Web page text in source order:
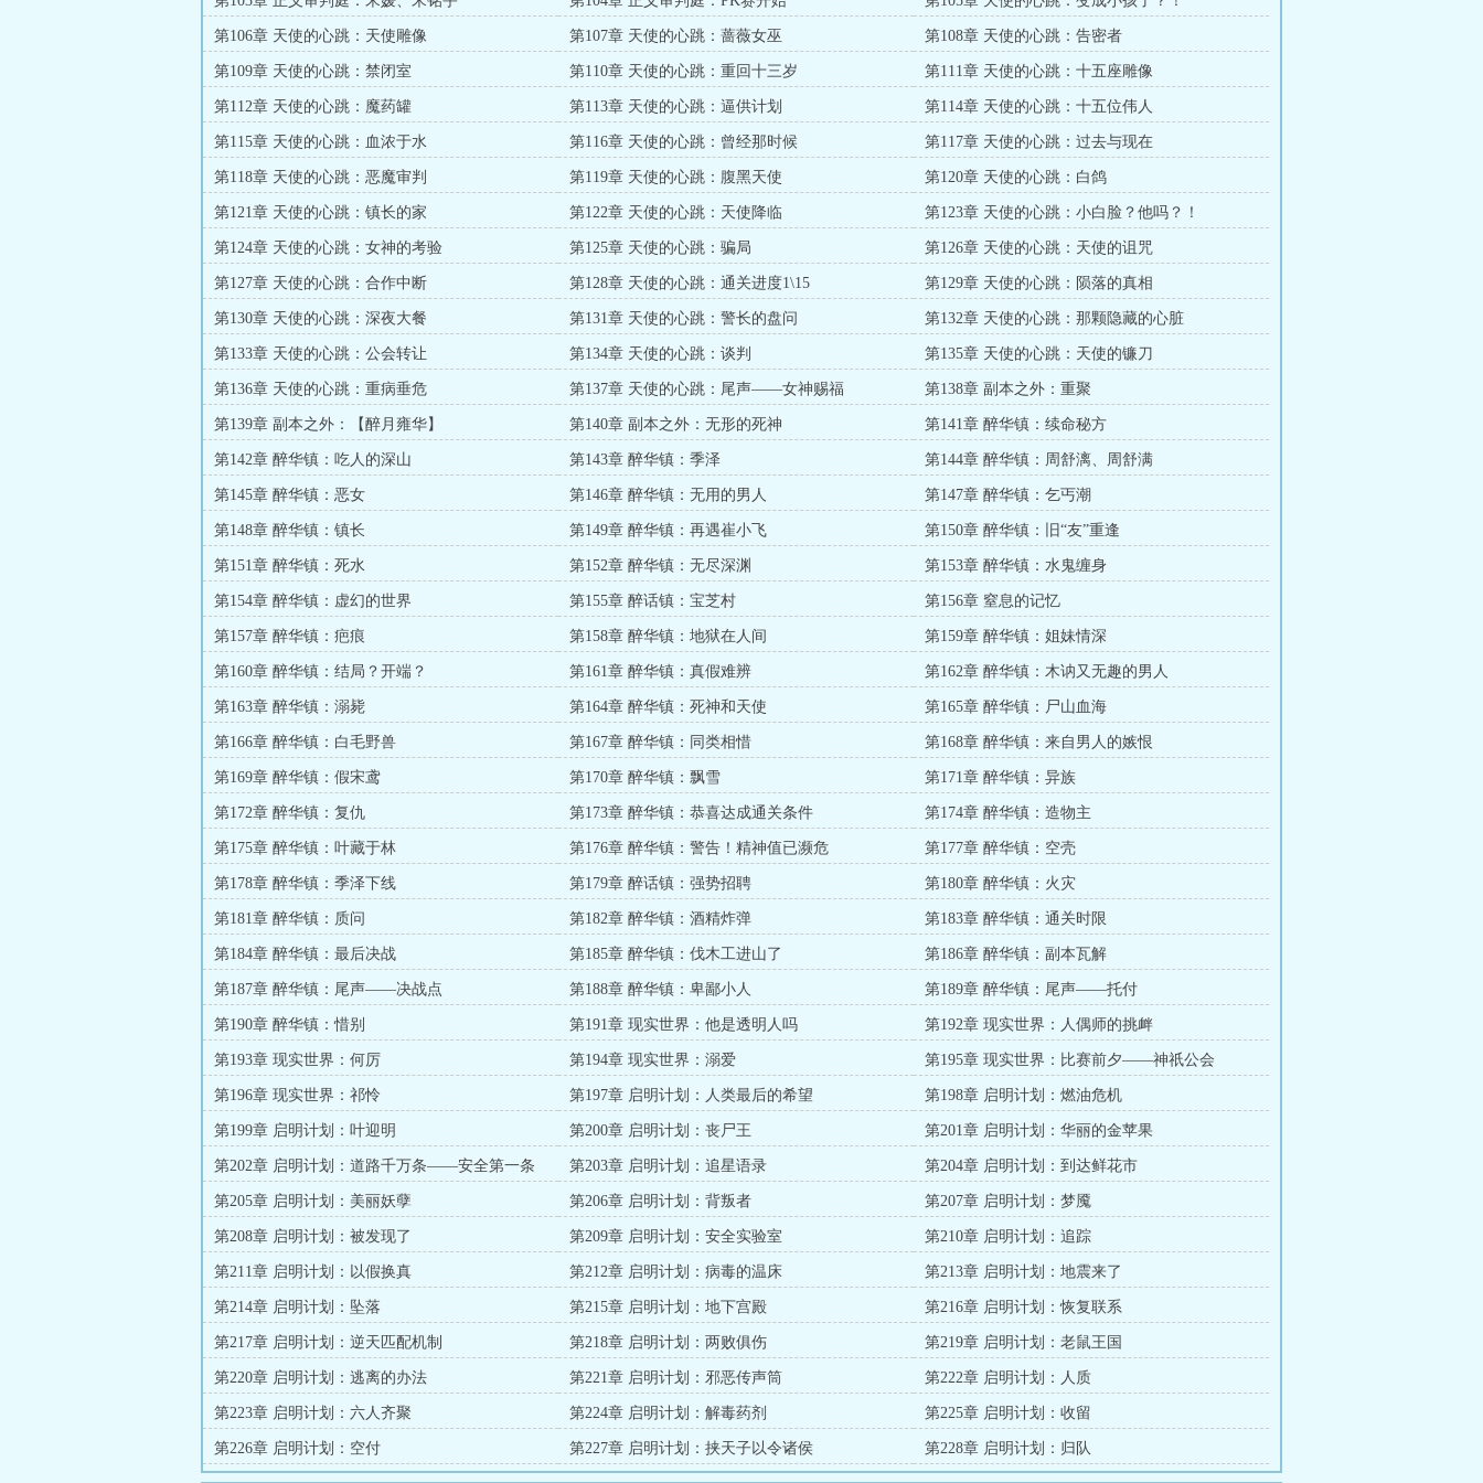
第106章 天使的心跳：天使雕像 第107章 天使的心跳：蔷薇女巫 第108章 天使的心跳：告密者
第109章 天使的心跳：禁闭室 第110章 天使的心跳：重回十三岁 第111章 天使的心跳：十五座雕像
第112章 天使的心跳：魔药罐 第113章 天使的心跳：逼供计划 第114章 天使的心跳：十五位伟人
第115章 天使的心跳：血浓于水 第116章 天使的心跳：曾经那时候 第117章 天使的心跳：过去与现在
第118章 天使的心跳：恶魔审判 第119章 天使的心跳：腹黑天使 第120章 天使的心跳：白鸽
第121章 天使的心跳：镇长的家 第122章 天使的心跳：天使降临 第123章 天使的心跳：小白脸？他吗？！
第124章 天使的心跳：女神的考验 第125章 天使的心跳：骗局 第126章 天使的心跳：天使的诅咒
第127章 天使的心跳：合作中断 第128章 天使的心跳：通关进度1\15 第129章 天使的心跳：陨落的真相
第130章 天使的心跳：深夜大餐 第131章 天使的心跳：警长的盘问 第132章 天使的心跳：那颗隐藏的心脏
第133章 天使的心跳：公会转让 第134章 天使的心跳：谈判 第135章 天使的心跳：天使的镰刀
第136章 天使的心跳：重病垂危 第137章 天使的心跳：尾声——女神赐福 第138章 副本之外：重聚
第139章 副本之外：【醉月雍华】 第140章 副本之外：无形的死神 第141章 醉华镇：续命秘方
第142章 醉华镇：吃人的深山 第143章 醉华镇：季泽 第144章 醉华镇：周舒漓、周舒满
第145章 醉华镇：恶女 第146章 醉华镇：无用的男人 第147章 醉华镇：乞丐潮
第148章 醉华镇：镇长 第149章 醉华镇：再遇崔小飞 第150章 醉华镇：旧“友”重逢
第151章 醉华镇：死水 第152章 醉华镇：无尽深渊 第153章 醉华镇：水鬼缠身
第154章 醉华镇：虚幻的世界 第155章 醉话镇：宝芝村 第156章 窒息的记忆
第157章 醉华镇：疤痕 第158章 醉华镇：地狱在人间 第159章 醉华镇：姐妹情深
第160章 醉华镇：结局？开端？ 第161章 醉华镇：真假难辨 第162章 醉华镇：木讷又无趣的男人
第163章 醉华镇：溺毙 第164章 醉华镇：死神和天使 第165章 醉华镇：尸山血海
第166章 醉华镇：白毛野兽 第167章 醉华镇：同类相惜 第168章 醉华镇：来自男人的嫉恨
第169章 醉华镇：假宋鸢 第170章 醉华镇：飘雪 第171章 醉华镇：异族
第172章 醉华镇：复仇 第173章 醉华镇：恭喜达成通关条件 第174章 醉华镇：造物主
第175章 醉华镇：叶藏于林 第176章 醉华镇：警告！精神值已濒危 第177章 醉华镇：空壳
第178章 醉华镇：季泽下线 第179章 醉话镇：强势招聘 第180章 醉华镇：火灾
第181章 醉华镇：质问 第182章 醉华镇：酒精炸弹 第183章 醉华镇：通关时限
第184章 醉华镇：最后决战 第185章 醉华镇：伐木工进山了 第186章 醉华镇：副本瓦解
第187章 醉华镇：尾声——决战点 第188章 醉华镇：卑鄙小人 第189章 醉华镇：尾声——托付
第190章 醉华镇：惜别 第191章 现实世界：他是透明人吗 第192章 现实世界：人偶师的挑衅
第193章 现实世界：何厉 第194章 现实世界：溺爱 第195章 现实世界：比赛前夕——神祇公会
第196章 现实世界：祁怜 第197章 启明计划：人类最后的希望 第198章 启明计划：燃油危机
第199章 启明计划：叶迎明 第200章 启明计划：丧尸王 第201章 启明计划：华丽的金苹果
第202章 启明计划：道路千万条——安全第一条 第203章 启明计划：追星语录 第204章 启明计划：到达鲜花市
第205章 启明计划：美丽妖孽 第206章 启明计划：背叛者 第207章 启明计划：梦魇
第208章 启明计划：被发现了 第209章 启明计划：安全实验室 第210章 启明计划：追踪
第211章 启明计划：以假换真 第212章 启明计划：病毒的温床 第213章 启明计划：地震来了
第214章 启明计划：坠落 第215章 启明计划：地下宫殿 第216章 启明计划：恢复联系
第217章 启明计划：逆天匹配机制 第218章 启明计划：两败俱伤 第219章 启明计划：老鼠王国
第220章 启明计划：逃离的办法 第221章 启明计划：邪恶传声筒 第222章 启明计划：人质
第223章 启明计划：六人齐聚 第224章 启明计划：解毒药剂 第225章 启明计划：收留
第226章 启明计划：空付 第227章 启明计划：挟天子以令诸侯 第228章 启明计划：归队